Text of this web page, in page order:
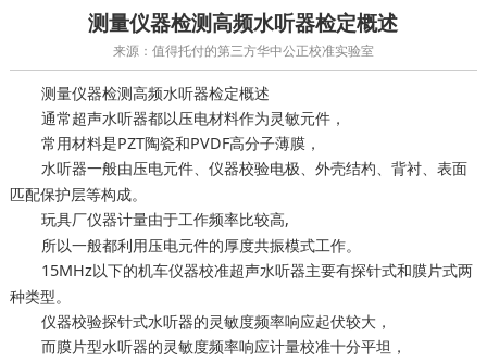
测量仪器检测高频水听器检定概述
来源：值得托付的第三方华中公正校准实验室
测量仪器检测高频水听器检定概述
通常超声水听器都以压电材料作为灵敏元件，
常用材料是PZT陶瓷和PVDF高分子薄膜，
水听器一般由压电元件、
仪器校验电极、外壳结杓、背衬、表面
匹配保护层等构成。
玩具厂仪器计量由于工作频率比较高,
所以一般都利用压电元件的厚度共振模式工作。
15MHz以下的机车仪器校准超声水听器主要有探针式和膜片式两
种类型。
仪器校验探针式水听器的灵敏度频率响应起伏较大，
而膜片型水听器的灵敏度频率响应计量校准十分平坦，